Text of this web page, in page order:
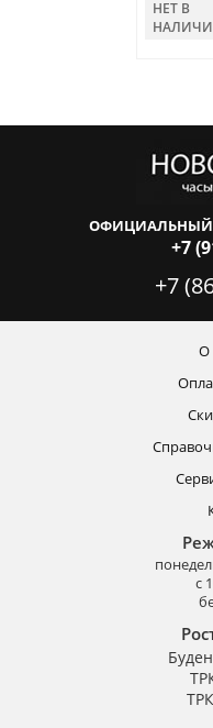
НЕТ В
ОФИЦИАЛЬНЫЙ
+7
+7
О
с